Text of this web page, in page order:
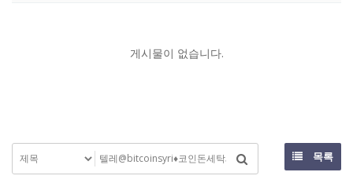
게시물이 없습니다.
목록